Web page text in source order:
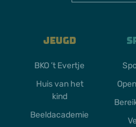
Jeugd
BKO ’t Evertje
Huis van het
kind
Beeldacademie